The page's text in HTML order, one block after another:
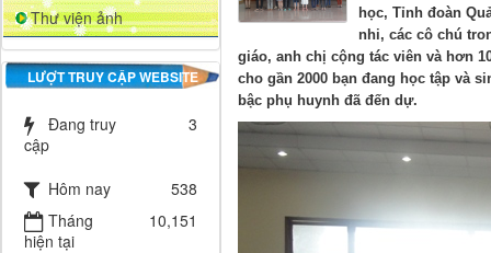
Thư viện ảnh
LƯỢT TRUY CẬP WEBSITE
Đang truy
cập
3
Hôm nay
538
Tháng
hiện tại
10,151
học, Tỉnh đoàn
nhi, các cô chú
giáo, anh chị cộng tác viên và hơn
cho gần 2000 bạn đang học tập và
bậc phụ huynh đã đến dự.